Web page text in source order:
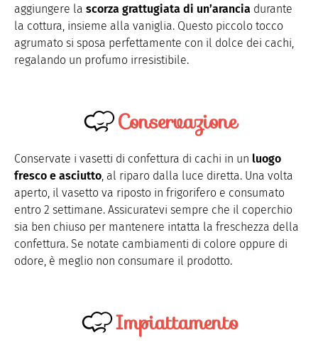
aggiungere la scorza grattugiata di un’arancia durante
la cottura, insieme alla vaniglia. Questo piccolo tocco
agrumato si sposa perfettamente con il dolce dei cachi,
regalando un profumo irresistibile.
Conservazione
Conservate i vasetti di confettura di cachi in un luogo
fresco e asciutto, al riparo dalla luce diretta. Una volta
aperto, il vasetto va riposto in frigorifero e consumato
entro 2 settimane. Assicuratevi sempre che il coperchio
sia ben chiuso per mantenere intatta la freschezza della
confettura. Se notate cambiamenti di colore oppure di
odore, è meglio non consumare il prodotto.
Impiattamento